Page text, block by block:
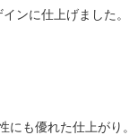
ンに仕上げました。
も優れた仕上がり。